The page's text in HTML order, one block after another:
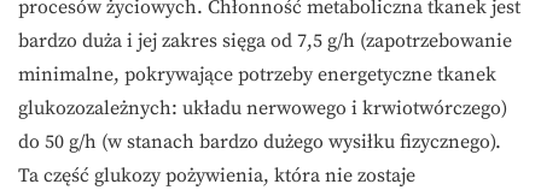
procesów życiowych. Chłonność metaboliczna tkanek jest
bardzo duża i jej zakres sięga od 7,5 g/h (zapotrzebowanie
minimalne, pokrywające potrzeby energetyczne tkanek
glukozozależnych: układu nerwowego i krwiotwórczego)
do 50 g/h (w stanach bardzo dużego wysiłku fizycznego).
Ta część glukozy pożywienia, która nie zostaje